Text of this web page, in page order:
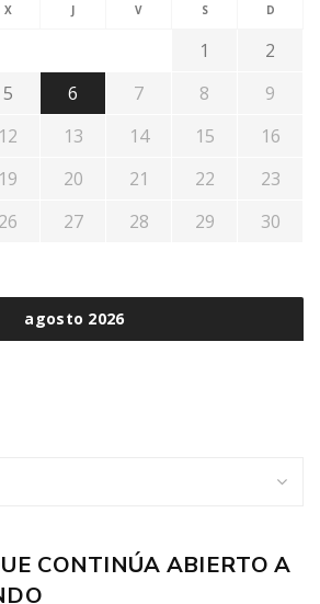
agosto 2026
X J V S D
1
2
5 6 7 8
9
12 13 14 15
16
19 20 21 22
23
26 27 28 29
30
CONTINÚA ABIERTO A